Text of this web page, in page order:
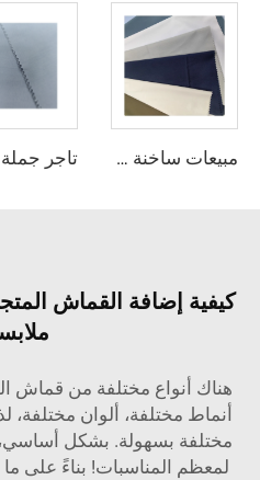
مبيعات ساخنة قماش الثوب العربي للألياف الدقيقة للرجال قماش بوليستر مجوف قماش toyobo قميص ثوب عربي
كيفية إضافة القماش
هناك أنواع مختلفة من قماش
أنماط مختلفة، ألوان مختلفة،
مختلفة بسهولة. بشكل أساسي،
لمعظم المناسبات! بناءً على